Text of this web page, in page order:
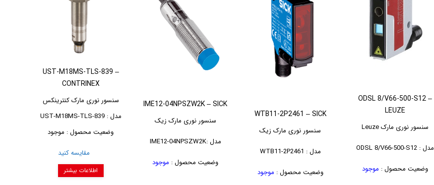
ODSL 8/V66-500-S12 –
LEUZE
سنسور نوری مارک Leuze
مدل : ODSL 8/V66-500-S12
وضعیت محصول : موجود
WTB11-2P2461 – SICK
سنسور نوری مارک زیک
مدل : WTB11-2P2461
وضعیت محصول : موجود
IME12-04NPSZW2K – SICK
سنسور نوری مارک زیک
مدل :IME12-04NPSZW2K
وضعیت محصول : موجود
UST-M18MS-TLS-839 –
CONTRINEX
سنسور نوری مارک کنترینکس
مدل : UST-M18MS-TLS-839
وضعیت محصول : موجود
مقایسه کنید
اطلاعات بیشتر